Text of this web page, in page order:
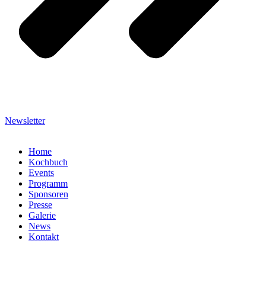
Newsletter
Home
Kochbuch
Events
Programm
Sponsoren
Presse
Galerie
News
Kontakt